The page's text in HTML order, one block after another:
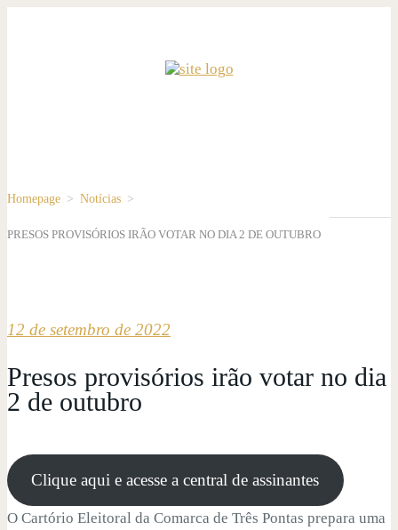
Homepage > Notícias >
PRESOS PROVISÓRIOS IRÃO VOTAR NO DIA 2 DE OUTUBRO
12 de setembro de 2022
Presos provisórios irão votar no dia
2 de outubro
Clique aqui e acesse a central de assinantes
O Cartório Eleitoral da Comarca de Três Pontas prepara uma